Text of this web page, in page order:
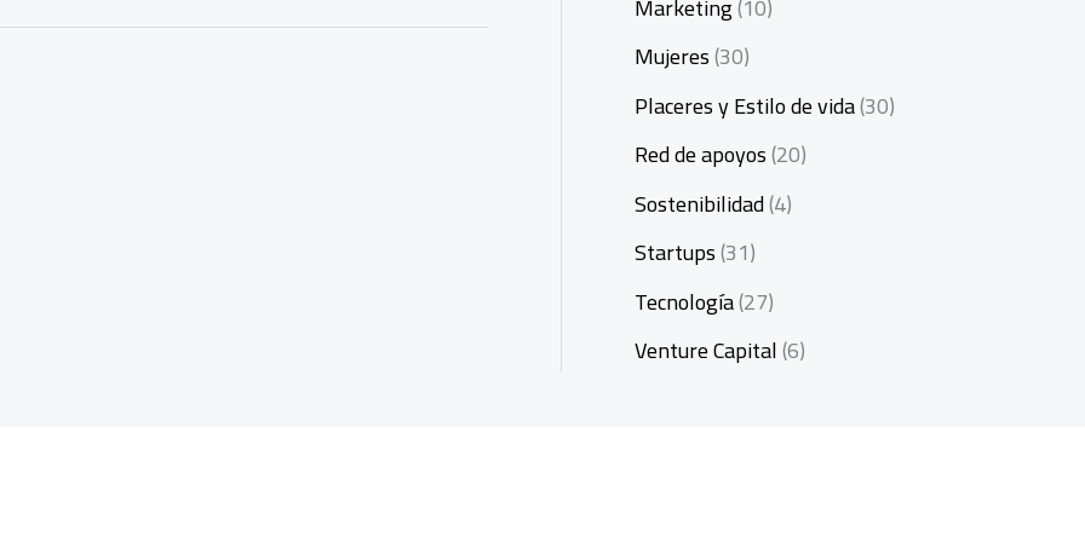
Mujeres(30)
Placeres y Estilo de vida(30)
Red de apoyos(20)
Sostenibilidad(4)
Startups(31)
Tecnología(27)
Venture Capital(6)